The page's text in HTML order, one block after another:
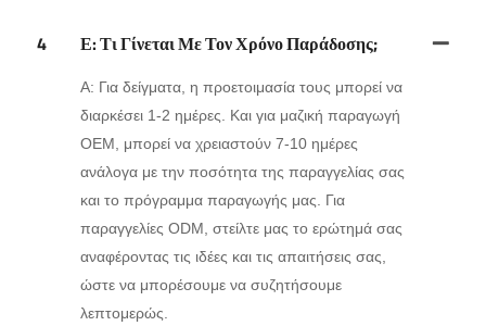
4 Ε: Τι Γίνεται Με Τον Χρόνο Παράδοσης;
Α: Για δείγματα, η προετοιμασία τους μπορεί να
διαρκέσει 1-2 ημέρες. Και για μαζική παραγωγή
OEM, μπορεί να χρειαστούν 7-10 ημέρες
ανάλογα με την ποσότητα της παραγγελίας σας
και το πρόγραμμα παραγωγής μας. Για
παραγγελίες ODM, στείλτε μας το ερώτημά σας
αναφέροντας τις ιδέες και τις απαιτήσεις σας,
ώστε να μπορέσουμε να συζητήσουμε
λεπτομερώς.